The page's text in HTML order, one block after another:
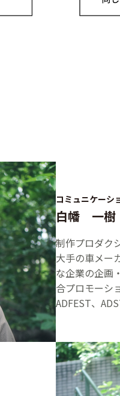
コミュニケーシ
白幡 一樹
制作プロダク
大手の車メー
な企業の企画
合プロモーシ
ADFEST、